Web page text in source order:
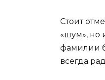
Стоит
«шум», но
фамилии
всегда